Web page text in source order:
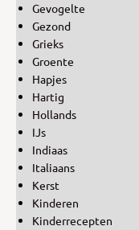
Gevogelte
Gezond
Grieks
Groente
Hapjes
Hartig
Hollands
IJs
Indiaas
Italiaans
Kerst
Kinderen
Kinderrecepten